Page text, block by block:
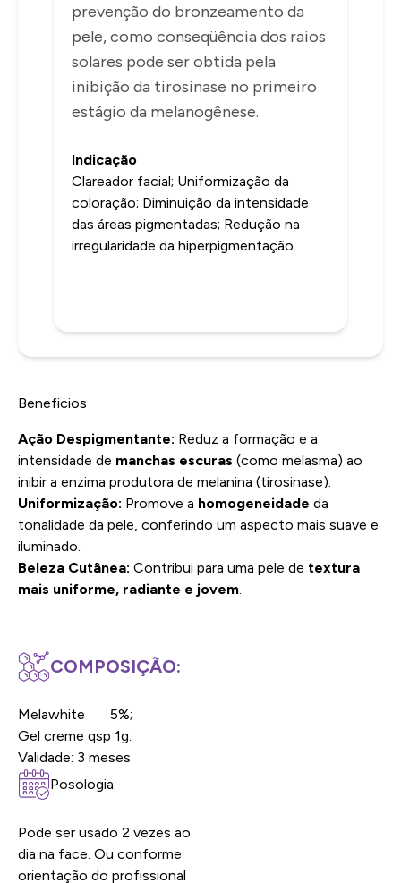
prevenção do bronzeamento da
pele, como conseqüência dos raios
solares pode ser obtida pela
inibição da tirosinase no primeiro
estágio da melanogênese.
Indicação
Clareador facial; Uniformização da
coloração; Diminuição da intensidade
das áreas pigmentadas; Redução na
irregularidade da hiperpigmentação.
Beneficios
Ação Despigmentante: Reduz a formação e a
intensidade de manchas escuras (como melasma) ao
inibir a enzima produtora de melanina (tirosinase).
Uniformização: Promove a homogeneidade da
tonalidade da pele, conferindo um aspecto mais suave e
iluminado.
Beleza Cutânea: Contribui para uma pele de textura
mais uniforme, radiante e jovem.
COMPOSIÇÃO:
Melawhite 5%;
Gel creme qsp 1g.
Validade: 3 meses
Posologia:
Pode ser usado 2 vezes ao
dia na face. Ou conforme
orientação do profissional